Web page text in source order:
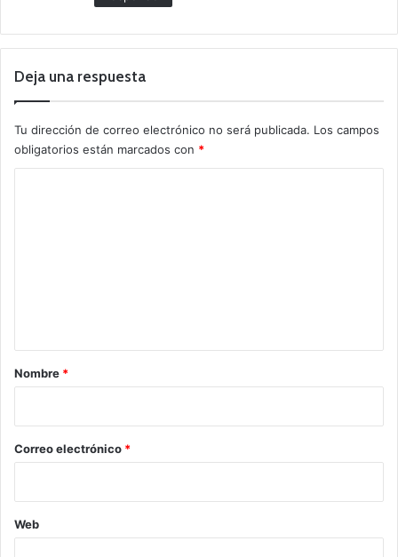
Deja una respuesta
Tu dirección de correo electrónico no será publicada. Los campos
obligatorios están marcados con *
r
*
Nombre *
Correo electrónico *
Web